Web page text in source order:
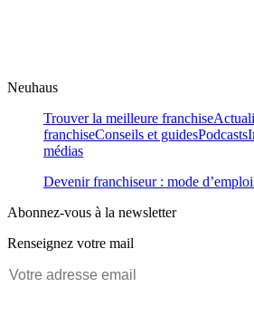
Neuhaus
Trouver la meilleure franchise
franchiseConseils et guidesPodcasts
médias
Devenir franchiseur : mode d’emploi
Abonnez-vous à la newsletter
Renseignez votre mail